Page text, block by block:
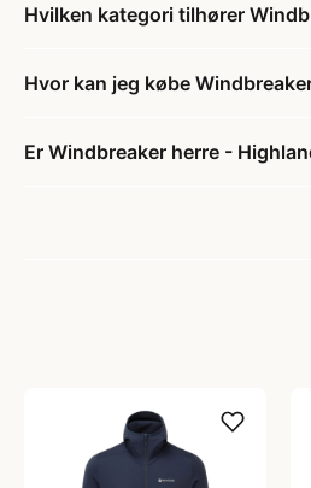
Hvilken kategori tilhører
Hvor kan jeg købe
Er Windbreaker herre -